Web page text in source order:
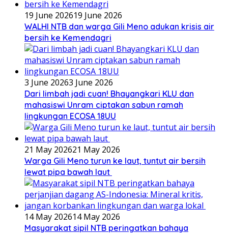
19 June 202619 June 2026
WALHI NTB dan warga Gili Meno adukan krisis air
bersih ke Kemendagri
3 June 20263 June 2026
Dari limbah jadi cuan! Bhayangkari KLU dan
mahasiswi Unram ciptakan sabun ramah
lingkungan ECOSA 18UU
21 May 202621 May 2026
Warga Gili Meno turun ke laut, tuntut air bersih
lewat pipa bawah laut
14 May 202614 May 2026
Masyarakat sipil NTB peringatkan bahaya